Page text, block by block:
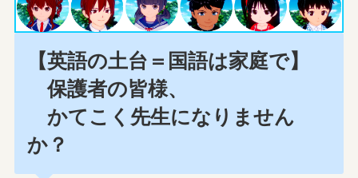
【英語の土台＝国語は家庭で】
保護者の皆様、
かてこく先生になりません
か？